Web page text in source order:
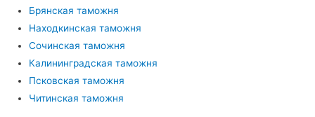
Брянская таможня
Находкинская таможня
Сочинская таможня
Калининградская таможня
Псковская таможня
Читинская таможня